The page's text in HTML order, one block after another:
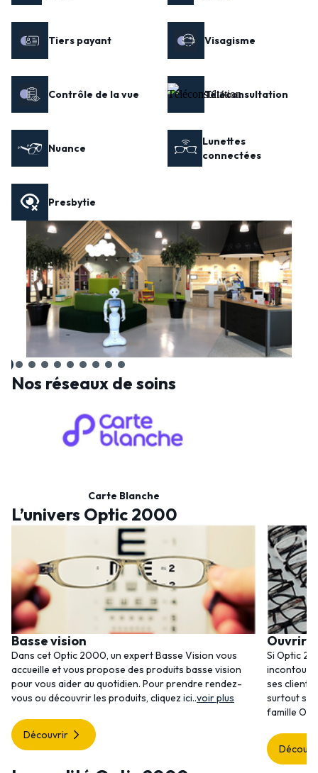
Tiers payant Visagisme
Contrôle de la vue Téléconsultation
Nuance
Lunettes
connectées
Presbytie
Nos réseaux de soins
Carte Blanche
L’univers Optic 2000
Basse vision
Dans cet Optic 2000, un expert Basse Vision vous
accueille et vous propose des produits basse vision
pour vous aider au quotidien. Pour prendre rendez-
vous ou découvrir les produits, cliquez ici..voir plus
Découvrir
Ouvrir
Si Optic
ses
surtout
famille